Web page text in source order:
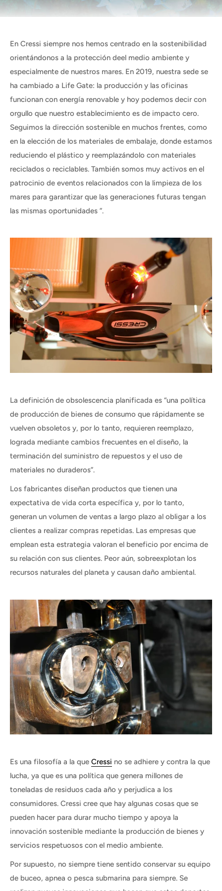
En Cressi siempre nos hemos centrado en la sostenibilidad
orientándonos a la protección deel medio ambiente y
especialmente de nuestros mares. En 2019, nuestra sede se
ha cambiado a Life Gate: la producción y las oficinas
funcionan con energía renovable y hoy podemos decir con
orgullo que nuestro establecimiento es de impacto cero.
Seguimos la dirección sostenible en muchos frentes, como
en la elección de los materiales de embalaje, donde estamos
reduciendo el plástico y reemplazándolo con materiales
reciclados o reciclables. También somos muy activos en el
patrocinio de eventos relacionados con la limpieza de los
mares para garantizar que las generaciones futuras tengan
las mismas oportunidades ”.
La definición de obsolescencia planificada es “una política
de producción de bienes de consumo que rápidamente se
vuelven obsoletos y, por lo tanto, requieren reemplazo,
lograda mediante cambios frecuentes en el diseño, la
terminación del suministro de repuestos y el uso de
materiales no duraderos”.
Los fabricantes diseñan productos que tienen una
expectativa de vida corta específica y, por lo tanto,
generan un volumen de ventas a largo plazo al obligar a los
clientes a realizar compras repetidas. Las empresas que
emplean esta estrategia valoran el beneficio por encima de
su relación con sus clientes. Peor aún, sobreexplotan los
recursos naturales del planeta y causan daño ambiental.
Es una filosofía a la que Cressi no se adhiere y contra la que
lucha, ya que es una política que genera millones de
toneladas de residuos cada año y perjudica a los
consumidores. Cressi cree que hay algunas cosas que se
pueden hacer para durar mucho tiempo y apoya la
innovación sostenible mediante la producción de bienes y
servicios respetuosos con el medio ambiente.
Por supuesto, no siempre tiene sentido conservar su equipo
de buceo, apnea o pesca submarina para siempre. Se